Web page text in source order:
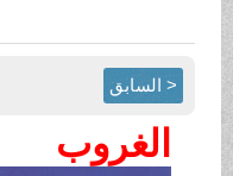
< السابق
الغروب